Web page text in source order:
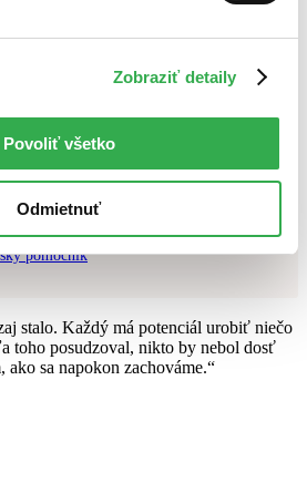
Zobraziť detaily
Povoliť všetko
Odmietnuť
vyhovujúci zadaným podmienkam.
výraz.
poradiť knihu?
Sherlock vám ju s radosťou vypátra!
pomocník
stalo. Každý má potenciál urobiť niečo
toho posudzoval, nikto by nebol dosť
sa napokon zachováme.